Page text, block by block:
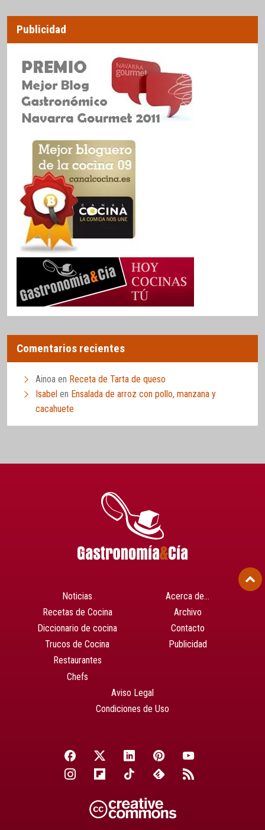
Publicidad
Comentarios recientes
Ainoa en Receta de Tarta de queso
Isabel en Ensalada de arroz con pollo, manzana y
cacahuete
Noticias
Recetas de Cocina
Diccionario de cocina
Trucos de Cocina
Restaurantes
Chefs
Acerca de…
Archivo
Contacto
Publicidad
Aviso Legal
Condiciones de Uso